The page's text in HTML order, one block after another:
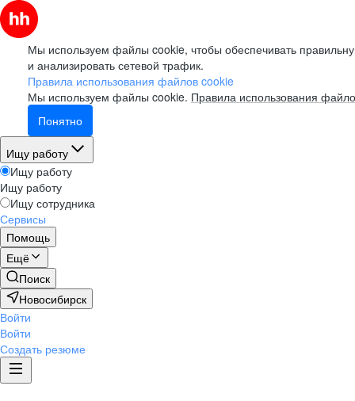
Мы используем файлы cookie, чтобы обеспечивать
и анализировать сетевой трафик.
Правила использования файлов cookie
Мы используем файлы cookie. Правила использования
Понятно
Ищу работу
Ищу работу
Ищу работу
Ищу сотрудника
Сервисы
Помощь
Ещё
Поиск
Новосибирск
Войти
Войти
Создать резюме